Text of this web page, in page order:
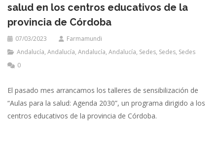
salud en los centros educativos de la
provincia de Córdoba
07/03/2023
Farmamundi
Andalucía, Andalucía, Andalucía, Andalucía, Sedes, Sedes, Sedes
0
El pasado mes arrancamos los talleres de sensibilización de
“Aulas para la salud: Agenda 2030”, un programa dirigido a los
centros educativos de la provincia de Córdoba.